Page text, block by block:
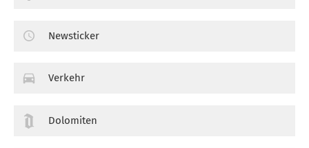
Newsticker
Verkehr
Dolomiten